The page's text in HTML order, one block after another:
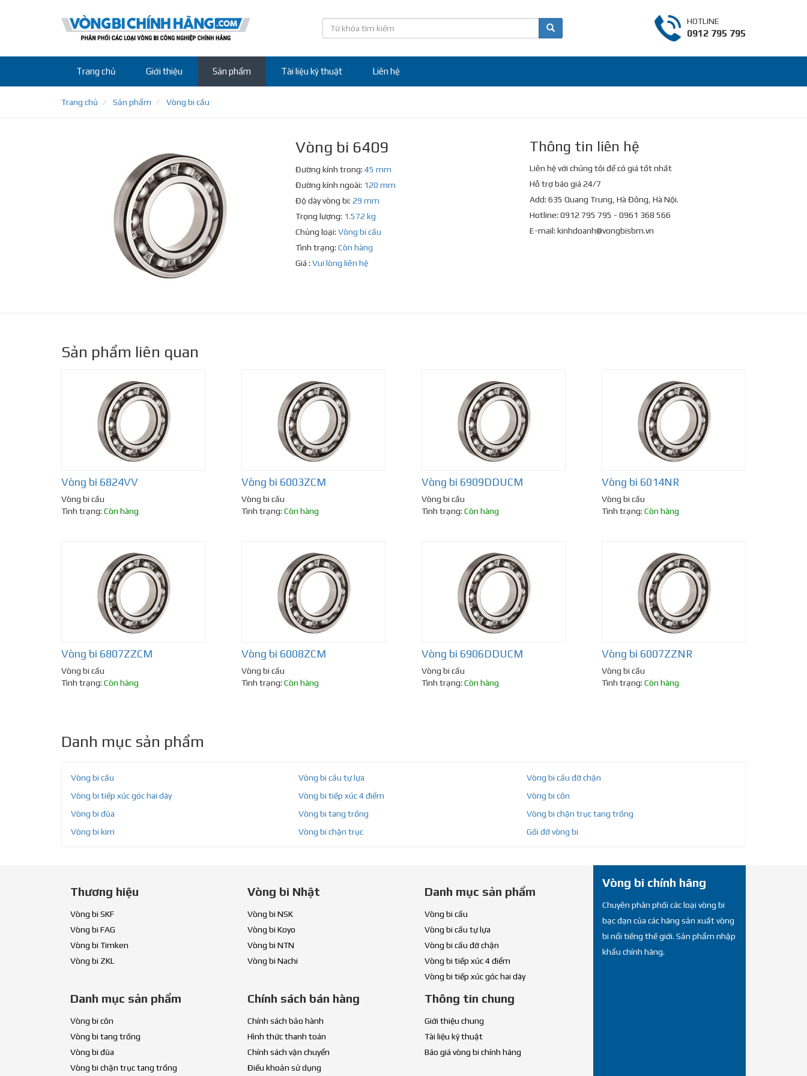
HOTLINE
0912 795 795
Trang chủ Giới thiệu Sản phẩm Tài liệu kỹ thuật Liên hệ
Trang chủ Sản phẩm Vòng bi cầu
Vòng bi 6409
Đường kính trong: 45 mm
Đường kính ngoài: 120 mm
Độ dày vòng bi: 29 mm
Trọng lượng: 1.572 kg
Chủng loại: Vòng bi cầu
Tình trạng: Còn hàng
Giá : Vui lòng liên hệ
Thông tin liên hệ
Liên hệ với chúng tôi để có giá tốt nhất
Hỗ trợ báo giá 24/7
Add: 635 Quang Trung, Hà Đông, Hà Nội.
Hotline: 0912 795 795 - 0961 368 566
E-mail: kinhdoanh@vongbisbm.vn
Sản phẩm liên quan
Vòng bi 6824VV
Vòng bi cầu
Tình trạng: Còn hàng
Vòng bi 6003ZCM
Vòng bi cầu
Tình trạng: Còn hàng
Vòng bi 6909DDUCM
Vòng bi cầu
Tình trạng: Còn hàng
Vòng bi 6014NR
Vòng bi cầu
Tình trạng: Còn hàng
Vòng bi 6807ZZCM
Vòng bi cầu
Tình trạng: Còn hàng
Vòng bi 6008ZCM
Vòng bi cầu
Tình trạng: Còn hàng
Vòng bi 6906DDUCM
Vòng bi cầu
Tình trạng: Còn hàng
Vòng bi 6007ZZNR
Vòng bi cầu
Tình trạng: Còn hàng
Danh mục sản phẩm
Vòng bi cầu Vòng bi cầu tự lựa
Vòng bi cầu đỡ chặn
Vòng bi tiếp xúc góc hai dãy
Vòng bi tiếp xúc 4 điểm
Vòng bi côn
Vòng bi đũa
Vòng bi tang trống
Vòng bi chặn trục tang trống
Vòng bi kim
Vòng bi chặn trục Gối đỡ vòng bi
Thương hiệu
Vòng bi SKF
Vòng bi FAG
Vòng bi Timken
Vòng bi ZKL
Vòng bi Nhật
Vòng bi NSK
Vòng bi Koyo
Vòng bi NTN
Vòng bi Nachi
Danh mục sản phẩm
Vòng bi cầu
Vòng bi cầu tự lựa
Vòng bi cầu đỡ chặn
Vòng bi tiếp xúc 4 điểm
Vòng bi tiếp xúc góc hai dãy
Danh mục sản phẩm
Vòng bi côn
Vòng bi tang trống
Vòng bi đũa
Vòng bi chặn trục tang trống
Chính sách bán hàng
Chính sách bảo hành
Hình thức thanh toán
Chính sách vận chuyển
Điều khoản sử dụng
Thông tin chung
Giới thiệu chung
Tài liệu kỹ thuật
Báo giá vòng bi chính hãng
Vòng bi chính hãng
Chuyên phân phối các loại vòng bi
bạc đạn của các hãng sản xuất vòng
bi nổi tiếng thế giới. Sản phẩm nhập
khẩu chính hãng.